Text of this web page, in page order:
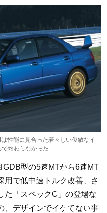
性能に見合った若々しい俊敏なイ
終わらなかった
型の5速MTから6速MT
用で低中速トルク改善、さ
た「スペックC」の登場な
、デザインでイケてない事